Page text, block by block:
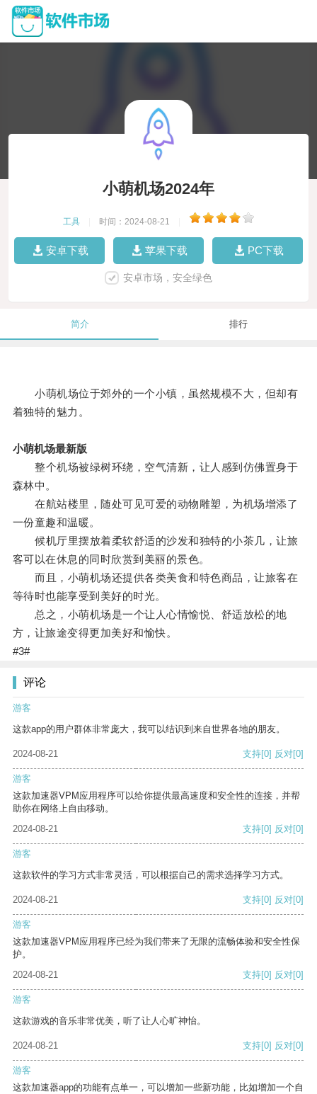
小萌机场2024年
工具 时间：2024-08-21
安卓下载 苹果下载 PC下载
安卓市场，安全绿色
简介 排行
小萌机场位于郊外的一个小镇，虽然规模不大，但却有
着独特的魅力。
小萌机场最新版
整个机场被绿树环绕，空气清新，让人感到仿佛置身于
森林中。
在航站楼里，随处可见可爱的动物雕塑，为机场增添了
一份童趣和温暖。
候机厅里摆放着柔软舒适的沙发和独特的小茶几，让旅
客可以在休息的同时欣赏到美丽的景色。
而且，小萌机场还提供各类美食和特色商品，让旅客在
等待时也能享受到美好的时光。
总之，小萌机场是一个让人心情愉悦、舒适放松的地
方，让旅途变得更加美好和愉快。
#3#
评论
游客
这款app的用户群体非常庞大，我可以结识到来自世界各地的朋友。
2024-08-21 支持[0] 反对[0]
游客
这款加速器VPM应用程序可以给你提供最高速度和安全性的连接，并帮
助你在网络上自由移动。
2024-08-21
支持[0] 反对[0]
游客
这款软件的学习方式非常灵活，可以根据自己的需求选择学习方式。
2024-08-21 支持[0] 反对[0]
游客
这款加速器VPM应用程序已经为我们带来了无限的流畅体验和安全性保
护。
2024-08-21
支持[0] 反对[0]
游客
这款游戏的音乐非常优美，听了让人心旷神怡。
2024-08-21 支持[0] 反对[0]
游客
这款加速器app的功能有点单一，可以增加一些新功能，比如增加一个自